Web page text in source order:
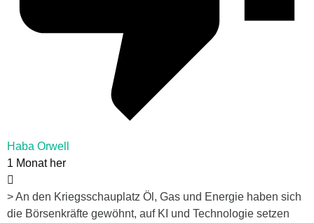
Haba Orwell
1 Monat her
> An den Kriegsschauplatz Öl, Gas und Energie haben sich
die Börsenkräfte gewöhnt, auf KI und Technologie setzen